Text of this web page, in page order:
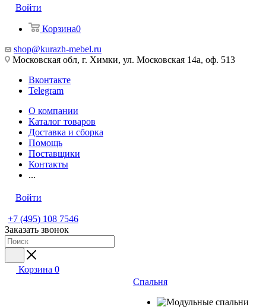
Войти
Корзина0
shop@kurazh-mebel.ru
Московская обл, г. Химки, ул. Московская 14а, оф. 513
Вконтакте
Telegram
О компании
Каталог товаров
Доставка и сборка
Помощь
Поставщики
Контакты
...
Войти
+7 (495) 108 7546
Заказать звонок
Корзина 0
Спальня